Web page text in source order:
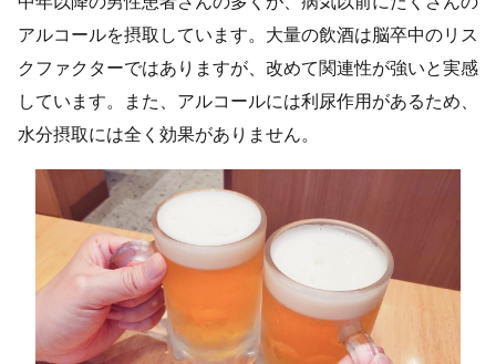
アルコールを摂取しています。大量の飲酒は脳卒中のリス
クファクターではありますが、改めて関連性が強いと実感
しています。また、アルコールには利尿作用があるため、
水分摂取には全く効果がありません。